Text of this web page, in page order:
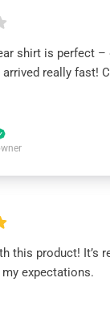
shirt is perfect
really fast!
this product! It’s
expectations.